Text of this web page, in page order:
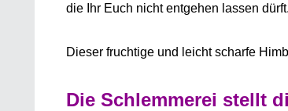
die Ihr Euch nicht entgehen lassen dürft.
Dieser fruchtige und leicht scharfe
Die Schlemmerei stellt